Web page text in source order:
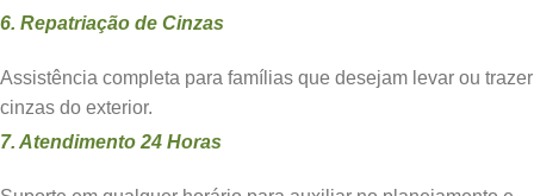
6. Repatriação de Cinzas
Assistência completa para famílias que desejam levar ou trazer
cinzas do exterior.
7. Atendimento 24 Horas